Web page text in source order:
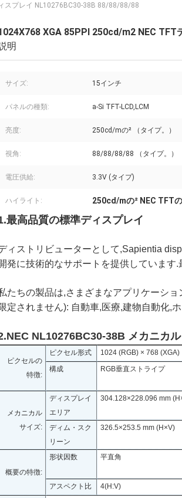
ィスプレイ NL10276BC30-38B 88/88/88/88
XGA 85PPI 250cd/m2 NEC
明
サイズ: 15インチ
パネルの種類: a-Si TFT-LCD,LCM
亮度: 250cd/mの² （タイプ。）
視角: 88/88/88/88 （タイプ。）
電圧供給: 3.3V (タイプ)
ハイライト: 250cd/mの² NEC TFT
最高品質の標準ディスプレイ
ィストリビューターとして,Sapientia
発に技術的なサポートを提供しています
たちの製品は,さまざまなアプリケーシ
定されません): 自動車,医療,建物自動化,
NL10276BC30-38B メカニカ
ピクセルの
特徴:
ピクセル形式 1024 (RGB) × 768 (XGA)
構成
RGB垂直ストライプ
メカニカル
サイズ:
ディスプレイ
エリア
304.128×228.096 mm
ディム・スク
リーン
326.5×253.5 mm (H×V)
概要の特徴:
形状因数 平直角
アスペクト比 4(H:V)